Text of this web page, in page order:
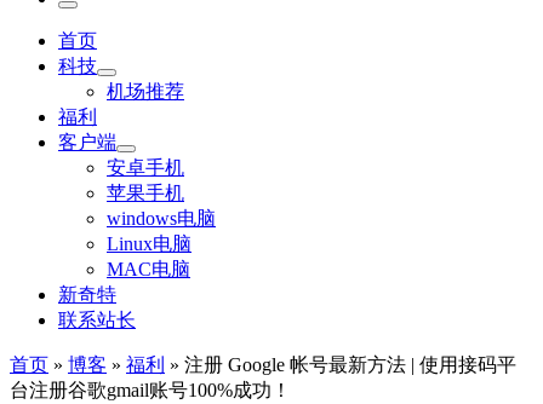
主
菜
单
首页
科技
机场推荐
福利
客户端
安卓手机
苹果手机
windows电脑
Linux电脑
MAC电脑
新奇特
联系站长
首页 » 博客 » 福利 » 注册 Google 帐号最新方法 | 使用接码平
台注册谷歌gmail账号100%成功！